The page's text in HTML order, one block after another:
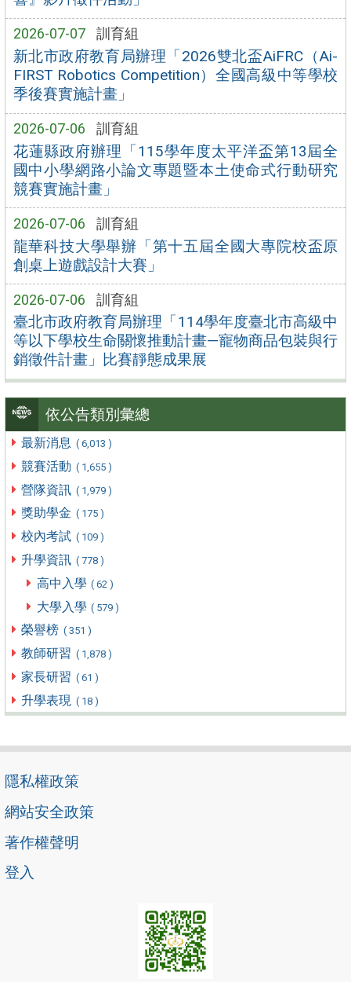
2026-07-07 訓育組
新北市政府教育局辦理「2026雙北盃AiFRC（Ai-
FIRST Robotics Competition）全國高級中等學校
季後賽實施計畫」
2026-07-06 訓育組
花蓮縣政府辦理「115學年度太平洋盃第13屆全
國中小學網路小論文專題暨本土使命式行動研究
競賽實施計畫」
2026-07-06 訓育組
龍華科技大學舉辦「第十五屆全國大專院校盃原
創桌上遊戲設計大賽」
2026-07-06 訓育組
臺北市政府教育局辦理「114學年度臺北市高級中
等以下學校生命關懷推動計畫—寵物商品包裝與行
銷徵件計畫」比賽靜態成果展
依公告類別彙總
最新消息 ( 6,013 )
競賽活動 ( 1,655 )
營隊資訊 ( 1,979 )
獎助學金 ( 175 )
校內考試 ( 109 )
升學資訊 ( 778 )
高中入學 ( 62 )
大學入學 ( 579 )
榮譽榜 ( 351 )
教師研習 ( 1,878 )
家長研習 ( 61 )
升學表現 ( 18 )
隱私權政策
網站安全政策
著作權聲明
登入